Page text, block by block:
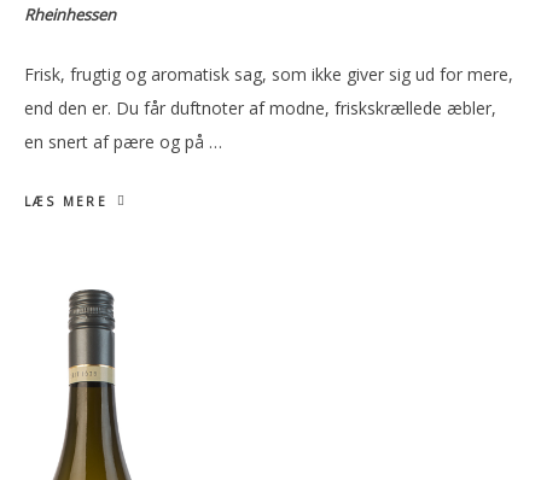
Rheinhessen
Frisk, frugtig og aromatisk sag, som ikke giver sig ud for mere,
end den er. Du får duftnoter af modne, friskskrællede æbler,
en snert af pære og på …
LÆS MERE